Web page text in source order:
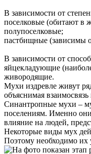
В зависимости от
поселковые (обитают в
полупоселковые;
пастбищные (зависимы
В зависимости от
яйцекладующие
живородящие.
Мухи издревле живут
объяснимая
Синантропные мухи –
поселениям. Именно
влияние на людей,
Некоторые виды мух
Поэтому необходимо их